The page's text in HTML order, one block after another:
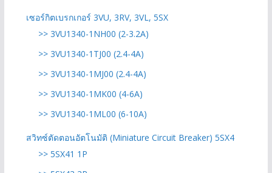
เซอร์กิตเบรกเกอร์ 3VU, 3RV, 3VL, 5SX
>> 3VU1340-1NH00 (2-3.2A)
>> 3VU1340-1TJ00 (2.4-4A)
>> 3VU1340-1MJ00 (2.4-4A)
>> 3VU1340-1MK00 (4-6A)
>> 3VU1340-1ML00 (6-10A)
สวิทซ์ตัดตอนอัตโนมัติ (Miniature Circuit Breaker) 5SX4
>> 5SX41 1P